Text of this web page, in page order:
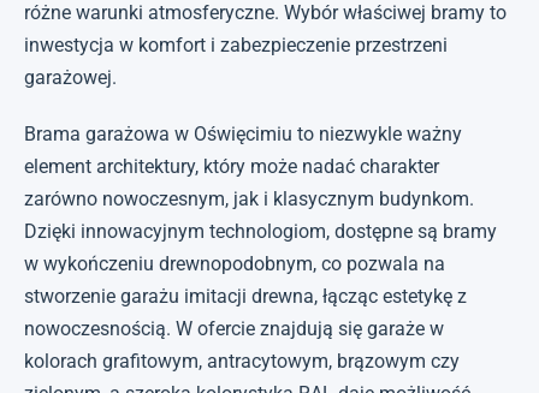
różne warunki atmosferyczne. Wybór właściwej bramy to
inwestycja w komfort i zabezpieczenie przestrzeni
garażowej.
Brama garażowa w Oświęcimiu to niezwykle ważny
element architektury, który może nadać charakter
zarówno nowoczesnym, jak i klasycznym budynkom.
Dzięki innowacyjnym technologiom, dostępne są bramy
w wykończeniu drewnopodobnym, co pozwala na
stworzenie garażu imitacji drewna, łącząc estetykę z
nowoczesnością. W ofercie znajdują się garaże w
kolorach grafitowym, antracytowym, brązowym czy